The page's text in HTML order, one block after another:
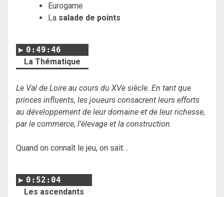
Eurogame
La salade de points
0:49:46
La Thématique
Le Val de Loire au cours du XVe siècle. En tant que
princes influents, les joueurs consacrent leurs efforts
au développement de leur domaine et de leur richesse,
par le commerce, l’élevage et la construction.
Quand on connaît le jeu, on sait…
0:52:04
Les ascendants